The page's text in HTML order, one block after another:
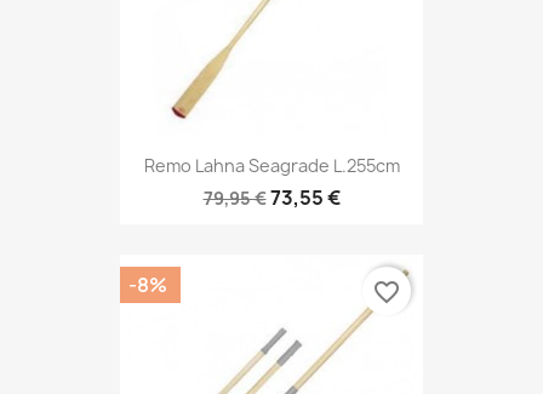
Remo Lahna Seagrade L.255cm
79,95 €73,55 €
-8% favorite_border